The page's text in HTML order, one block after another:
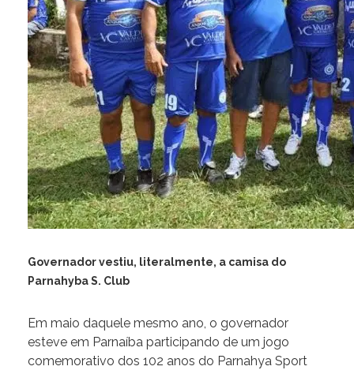
Governador vestiu, literalmente, a camisa do
Parnahyba S. Club
Em maio daquele mesmo ano, o governador
esteve em Parnaíba participando de um jogo
comemorativo dos 102 anos do Parnahya Sport